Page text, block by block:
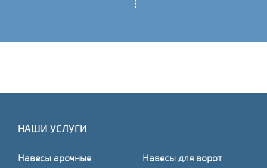
НАШИ УСЛУГИ
Навесы арочные
Навесы для ворот